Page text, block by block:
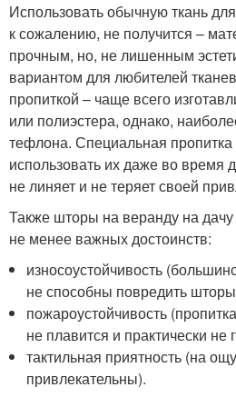
Использовать обычную ткань
к сожалению, не получится –
прочным, но, не лишенным
вариантом для любителей
пропиткой – чаще всего
или полиэстера, однако,
тефлона. Специальная пропитка
использовать их даже во время
не линяет и не теряет своей
Также шторы на веранду на
не менее важных достоинств:
износоустойчивость
не способны повредить
пожароустойчивость
не плавится и практически не
тактильная приятность (на
привлекательны).